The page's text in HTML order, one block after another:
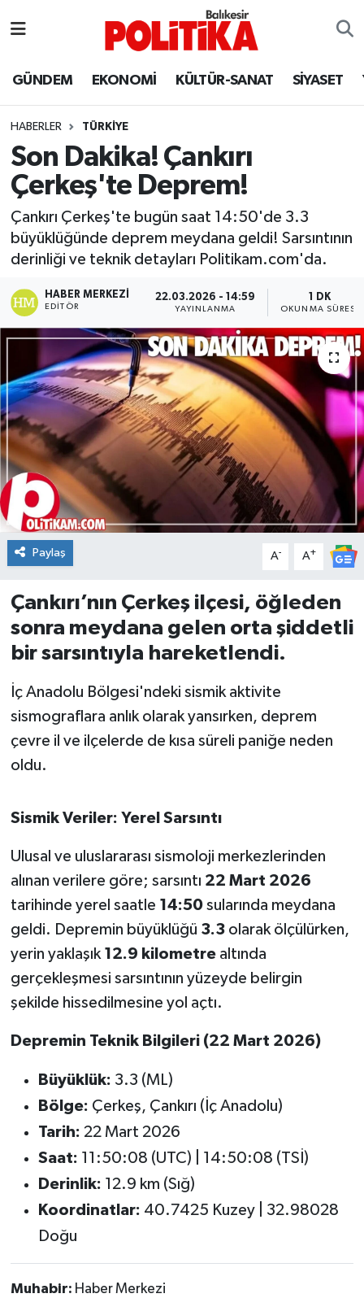
GÜNDEM EKONOMİ KÜLTÜR-SANAT SİYASET
HABERLER TÜRKİYE
Son Dakika! Çankırı
Çerkeş'te Deprem!
Çankırı Çerkeş'te bugün saat 14:50'de 3.3
büyüklüğünde deprem meydana geldi! Sarsıntının
derinliği ve teknik detayları Politikam.com'da.
HABER MERKEZI
EDITÖR
22.03.2026 - 14:59
YAYINLANMA
1 DK
OKUNMA SÜRESI
Paylaş A- A+
Çankırı’nın Çerkeş ilçesi, öğleden
sonra meydana gelen orta şiddetli
bir sarsıntıyla hareketlendi.
İç Anadolu Bölgesi'ndeki sismik aktivite
sismograflara anlık olarak yansırken, deprem
çevre il ve ilçelerde de kısa süreli paniğe neden
oldu.
Sismik Veriler: Yerel Sarsıntı
Ulusal ve uluslararası sismoloji merkezlerinden
alınan verilere göre; sarsıntı 22 Mart 2026
tarihinde yerel saatle 14:50sularında meydana
geldi. Depremin büyüklüğü 3.3olarak ölçülürken,
yerin yaklaşık 12.9 kilometrealtında
gerçekleşmesi sarsıntının yüzeyde belirgin
şekilde hissedilmesine yol açtı.
Depremin Teknik Bilgileri (22 Mart 2026)
Büyüklük: 3.3 (ML)
Bölge: Çerkeş, Çankırı (İç Anadolu)
Tarih: 22 Mart 2026
Saat: 11:50:08 (UTC) | 14:50:08 (TSİ)
Derinlik: 12.9 km (Sığ)
Koordinatlar: 40.7425 Kuzey | 32.98028
Doğu
Muhabir: Haber Merkezi
Ayvalık
Balya
Bandırma
Bigadiç
BİYOGRAFİLER
Burhaniye
ÇEVRE
DÜNYA
Dursunbey
Edremit
EĞİTİM
EKONOMİ
Erdek
Gönen
Havran
İvrindi
KENT GÜNDEMİ
Kepsut
KÜLTÜR-SANAT
MAGAZİN
MANŞET
OTOMOTİV
Resmi İlanlar
SAĞLIK
SEYAHAT
Balıkesir Hava Durumu
Balıkesir Namaz Vakitleri
Balıkesir Trafik Yoğunluk Haritası
Süper Lig Puan Durumu ve Fikstür
Tüm Manşetler
Son Dakika Haberleri
Haber Arşivi